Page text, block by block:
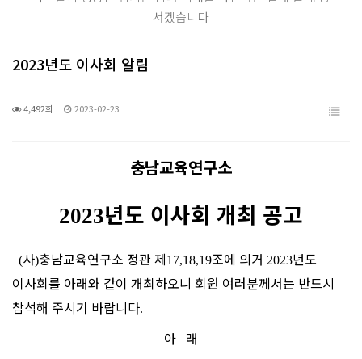
서겠습니다
2023년도 이사회 알림
4,492회 2023-02-23
충남교육연구소
2023년도 이사회 개최 공고
(사)충남교육연구소 정관 제17,18,19조에 의거 2023년도
이사회를 아래와 같이 개최하오니 회원 여러분께서는 반드시
참석해 주시기 바랍니다.
아 래